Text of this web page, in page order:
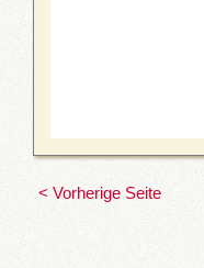
< Vorherige Seite